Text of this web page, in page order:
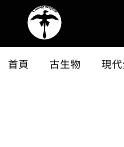
首頁 古生物 現